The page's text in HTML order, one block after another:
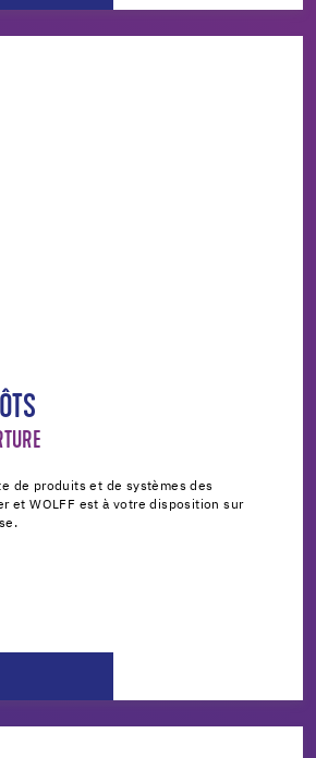
de produits et de systèmes des
et WOLFF est à votre disposition sur